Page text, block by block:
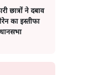
छात्रों ने दबाव
का इस्तीफा